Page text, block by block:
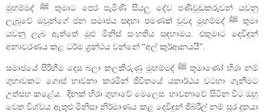
මුහම්මද් ﷺ තුමාට පෙර පැමිණි සියලු දේව පණිවුඩකරුවන් යවනු
ලැබූවේ ඔවුන්ගේ ජන සමාජය සඳහා පමණක් වුවද මුහම්මද් ﷺ තුමා
යවනු ලැබ ඇත්තේ මුළු මිනිස් සංහතිය සඳහාමය. එතුමාට දෙවිඳුන්
අනාවරණය කළ ධර්ම ග්‍රන්ථය වන්නේ “අල් කුර්ආනයයි”.
සමාජයේ පිරිහීම දෙස බලා කලකිරුණු මුහම්මද් ﷺ තුමාණෝ හිරා නම්
ගුහාවකට ගොස් භාවනා කරමින් ජීවිතයේ යතාර්ථය වටහා ගැනීමට
උත්සහ කළේය. දිනක් හිරා ගුහාවේ මෙලෙස භාවනාවේ සිටින විට ඔහු
වෙත විශ්වය ඇතුළු මිනිසා නිර්මාණය කළ දෙවිඳුන් ජිබ්රීල් නම් සුර දූතයා